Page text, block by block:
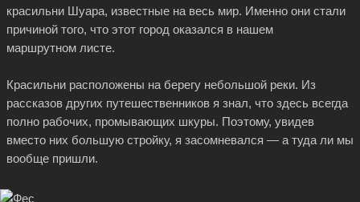
красильни Шуара, известные на весь мир. Именно они стали
причиной того, что этот город оказался в нашем
маршрутном листе.
Красильни расположены на берегу небольшой реки. Из
рассказов других путешественников я знал, что здесь всегда
полно рабочих, промывающих шкуры. Поэтому, увидев
вместо них большую стройку, я засомневался — а туда ли мы
вообще пришли.